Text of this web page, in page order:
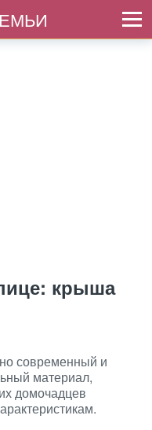
крыша
современный и
материал,
домочадцев